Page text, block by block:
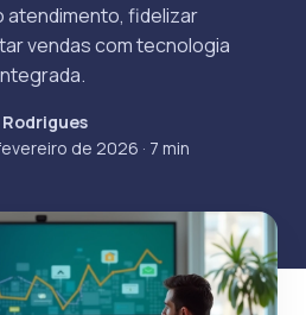
atendimento, fidelizar
vendas com tecnologia
de 2026 · 7 min